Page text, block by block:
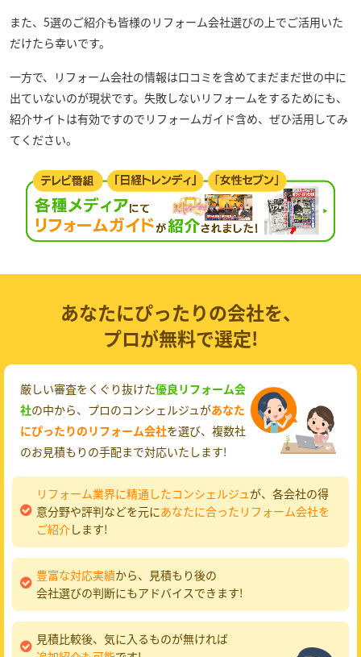
また、5選のご紹介も皆様のリフォーム会社選びの上でご活用いた
だけたら幸いです。
一方で、リフォーム会社の情報は口コミを含めてまだまだ世の中に
出ていないのが現状です。失敗しないリフォームをするためにも、
紹介サイトは有効ですのでリフォームガイド含め、ぜひ活用してみ
てください。
あなたにぴったりの会社を、
プロが無料で選定!
厳しい審査をくぐり抜けた優良リフォーム会
社の中から、プロのコンシェルジュがあなた
にぴったりのリフォーム会社を選び、複数社
のお見積もりの手配まで対応いたします!
リフォーム業界に精通したコンシェルジュが、各会社の得
意分野や評判などを元にあなたに合ったリフォーム会社を
ご紹介します!
豊富な対応実績から、見積もり後の
会社選びの判断にもアドバイスできます!
見積比較後、気に入るものが無ければ